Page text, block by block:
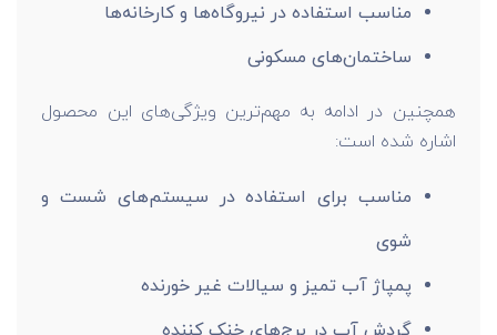
مناسب استفاده در نیروگاه‌ها و کارخانه‌ها
ساختمان‌های مسکونی
همچنین در ادامه به مهم‌ترین ویژگی‌های این محصول
اشاره شده است:
مناسب برای استفاده در سیستم‌های شست و
شوی
پمپاژ آب تمیز و سیالات غیر خورنده